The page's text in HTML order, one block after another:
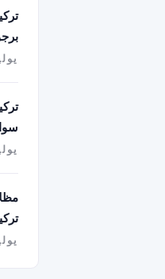
يوليو
يوليو
يوليو